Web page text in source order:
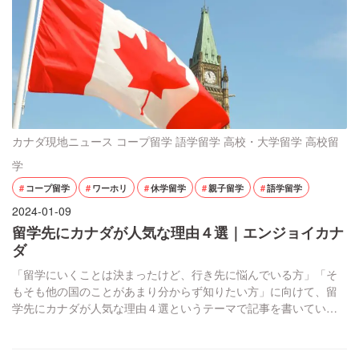
カナダ現地ニュース コープ留学 語学留学 高校・大学留学 高校留
学
コープ留学 ワーホリ 休学留学 親子留学 語学留学
2024-01-09
留学先にカナダが人気な理由４選｜エンジョイカナ
ダ
「留学にいくことは決まったけど、行き先に悩んでいる方」「そ
もそも他の国のことがあまり分からず知りたい方」に向けて、留
学先にカナダが人気な理由４選というテーマで記事を書いていき